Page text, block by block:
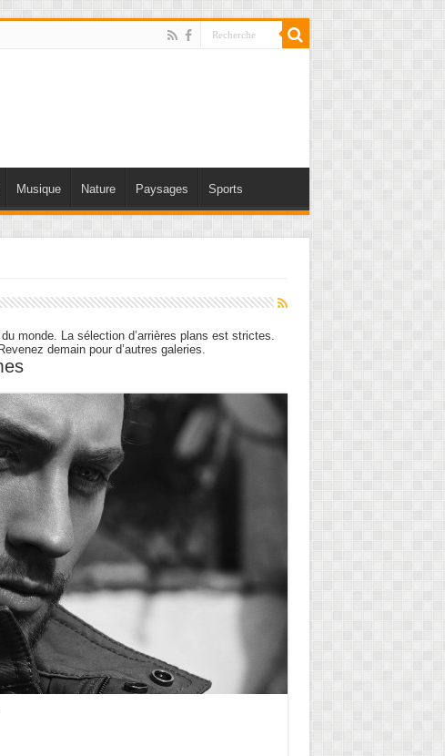
Musique Nature Paysages Sports
monde. La sélection d’arrières plans est strictes.
demain pour d’autres galeries.